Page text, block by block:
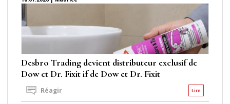
Desbro Trading devient distributeur exclusif de
Dow et Dr. Fixit if de Dow et Dr. Fixit
Lire
Réagir